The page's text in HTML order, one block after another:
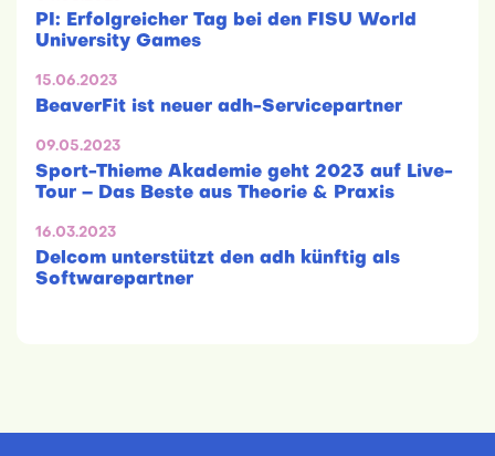
PI: Erfolgreicher Tag bei den FISU World
University Games
15.06.2023
BeaverFit ist neuer adh-Servicepartner
09.05.2023
Sport-Thieme Akademie geht 2023 auf Live-
Tour – Das Beste aus Theorie & Praxis
16.03.2023
Delcom unterstützt den adh künftig als
Softwarepartner